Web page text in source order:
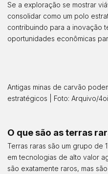
Se a exploração se mostrar
consolidar como um polo
contribuindo para a inovação
oportunidades econômicas
Antigas minas de carvão
estratégicos | Foto: Arquivo/
O que são as terras
Terras raras são um grupo de
em tecnologias de alto valor
são exatamente raros, mas